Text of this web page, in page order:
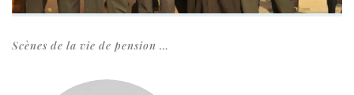
Scènes de la vie de pension …